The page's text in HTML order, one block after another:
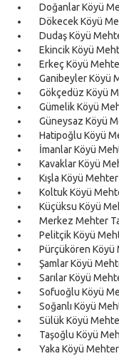
Doğanlar Köyü
Dökecek Köyü
Dudaş Köyü
Ekincik Köyü
Erkeç Köyü
Ganibeyler Köyü
Gökçedüz Köyü
Gümelik Köyü
Güneysaz Köyü
Hatipoğlu Köyü
İmanlar Köyü
Kavaklar Köyü
Kışla Köyü
Koltuk Köyü
Küçüksu Köyü
Merkez Mehter
Pelitçik Köyü
Pürçükören Köyü
Şamlar Köyü
Sarılar Köyü
Sofuoğlu Köyü
Soğanlı Köyü
Sülük Köyü
Taşoğlu Köyü
Yaka Köyü Mehter